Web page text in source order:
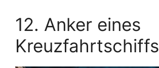
12. Anker eines
Kreuzfahrtschiffs